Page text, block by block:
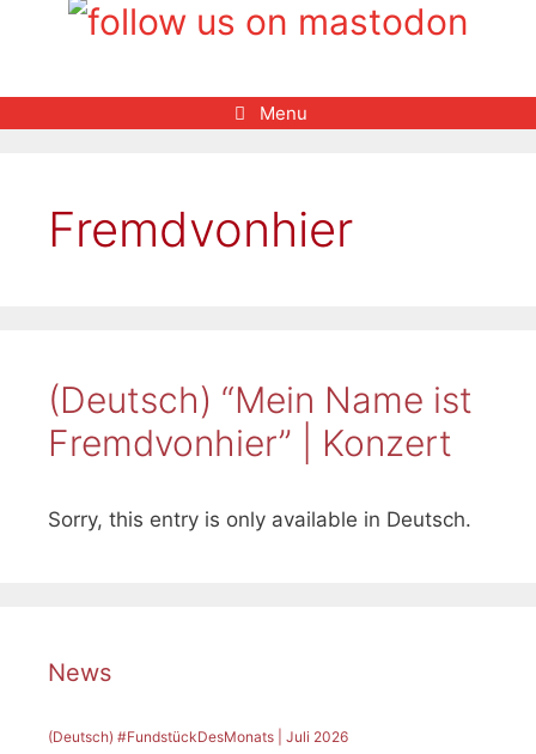
Menu
Fremdvonhier
(Deutsch) “Mein Name ist
Fremdvonhier” | Konzert
Sorry, this entry is only available in Deutsch.
News
(Deutsch) #FundstückDesMonats | Juli 2026